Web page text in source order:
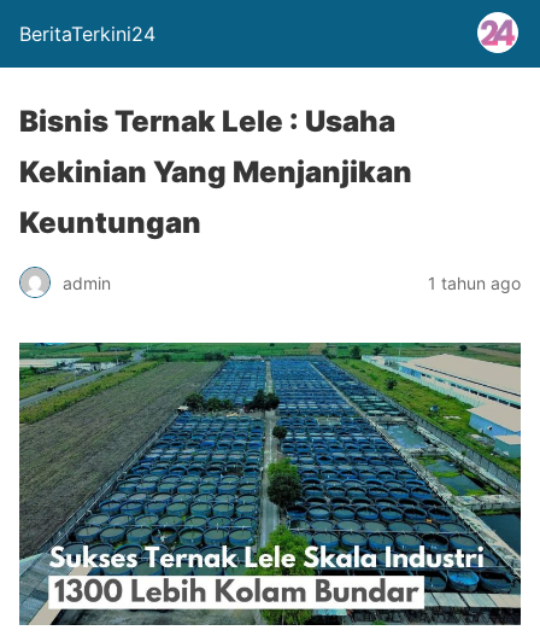
BeritaTerkini24
Bisnis Ternak Lele : Usaha
Kekinian Yang Menjanjikan
Keuntungan
admin 1 tahun ago